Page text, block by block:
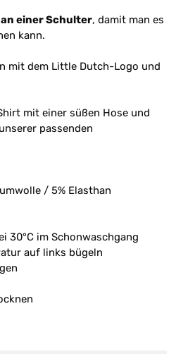
einer Schulter, damit man es
kann.
mit dem Little Dutch-Logo und
mit einer süßen Hose und
passenden
/ 5% Elasthan
30°C im Schonwaschgang
auf links bügeln